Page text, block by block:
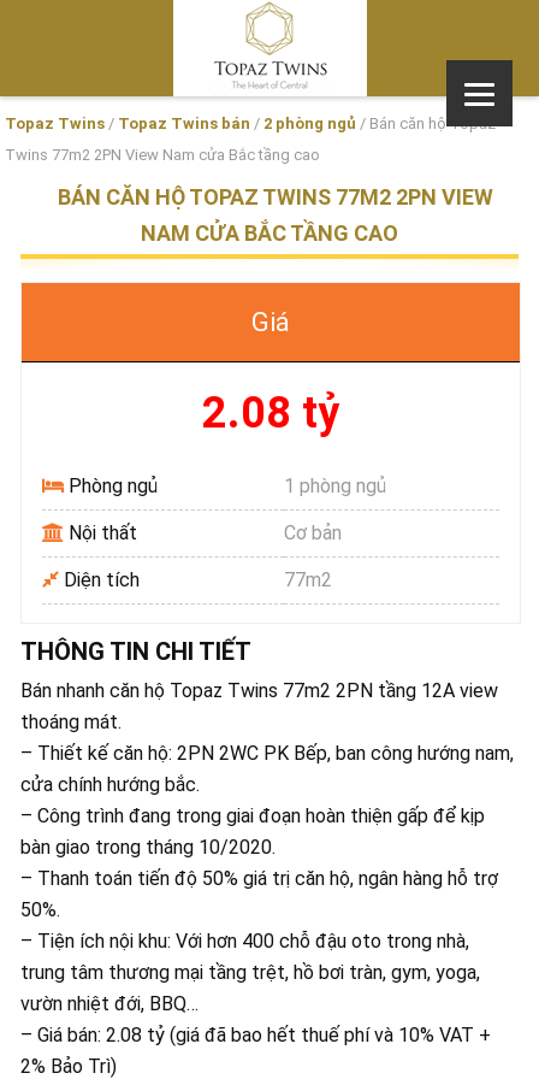
Topaz Twins / Topaz Twins bán / 2 phòng ngủ / Bán căn hộ Topaz
Twins 77m2 2PN View Nam cửa Bắc tầng cao
BÁN CĂN HỘ TOPAZ TWINS 77M2 2PN VIEW
NAM CỬA BẮC TẦNG CAO
Giá
2.08 tỷ
Phòng ngủ 1 phòng ngủ
Nội thất Cơ bản
Diện tích 77m2
THÔNG TIN CHI TIẾT
Bán nhanh căn hộ Topaz Twins 77m2 2PN tầng 12A view
thoáng mát.
– Thiết kế căn hộ: 2PN 2WC PK Bếp, ban công hướng nam,
cửa chính hướng bắc.
– Công trình đang trong giai đoạn hoàn thiện gấp để kịp
bàn giao trong tháng 10/2020.
– Thanh toán tiến độ 50% giá trị căn hộ, ngân hàng hỗ trợ
50%.
– Tiện ích nội khu: Với hơn 400 chỗ đậu oto trong nhà,
trung tâm thương mại tầng trệt, hồ bơi tràn, gym, yoga,
vườn nhiệt đới, BBQ…
– Giá bán: 2.08 tỷ (giá đã bao hết thuế phí và 10% VAT +
2% Bảo Trì)